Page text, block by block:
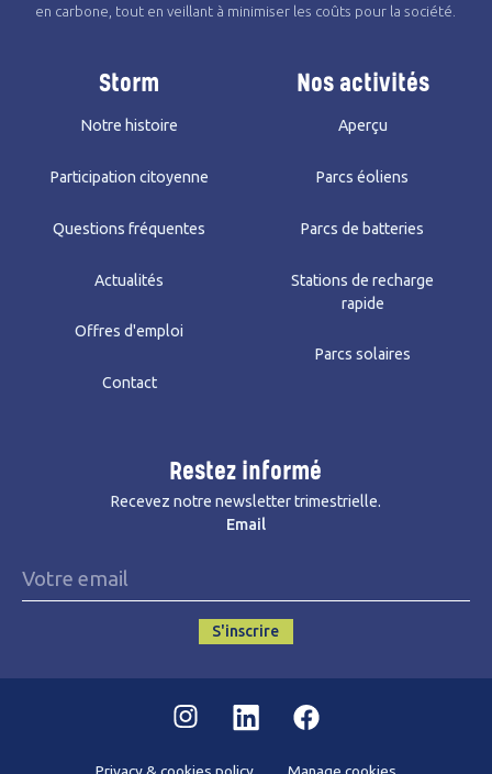
en carbone, tout en veillant à minimiser les coûts pour la société.
Storm
Notre histoire
Participation citoyenne
Questions fréquentes
Actualités
Offres d'emploi
Contact
Nos activités
Aperçu
Parcs éoliens
Parcs de batteries
Stations de recharge
rapide
Parcs solaires
Restez informé
Recevez notre newsletter trimestrielle.
Email
S'inscrire